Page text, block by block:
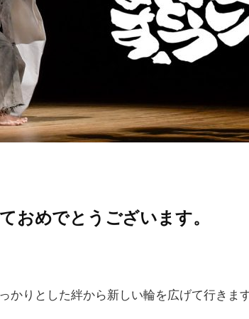
おめでとうございます。
かりとした絆から新しい輪を広げて行きま